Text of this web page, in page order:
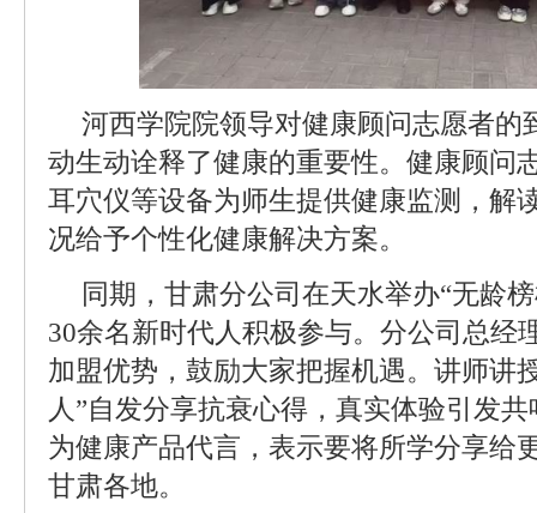
河西学院院领导对健康顾问志愿者的
动生动诠释了健康的重要性。健康顾问
耳穴仪等设备为师生提供健康监测，解
况给予个性化健康解决方案。
同期，甘肃分公司在天水举办“无龄
30余名新时代人积极参与。分公司总经
加盟优势，鼓励大家把握机遇。讲师讲
人”自发分享抗衰心得，真实体验引发
为健康产品代言，表示要将所学分享给
甘肃各地。